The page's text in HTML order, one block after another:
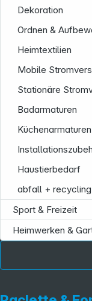
Dekoration
Ordnen &
Heimtextilien
Mobile
Stationäre
Badarmaturen
Küchenarmaturen
Haustierbedarf
abfall + recycling
Sport & Freizeit
Heimwerken &